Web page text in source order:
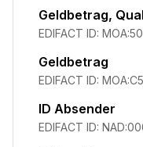
Geldbetrag,
EDIFACT ID:
Geldbetrag
EDIFACT ID:
ID Absender
EDIFACT ID: